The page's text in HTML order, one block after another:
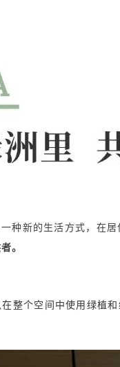
种新的生活方式，在居
。
整个空间中使用绿植